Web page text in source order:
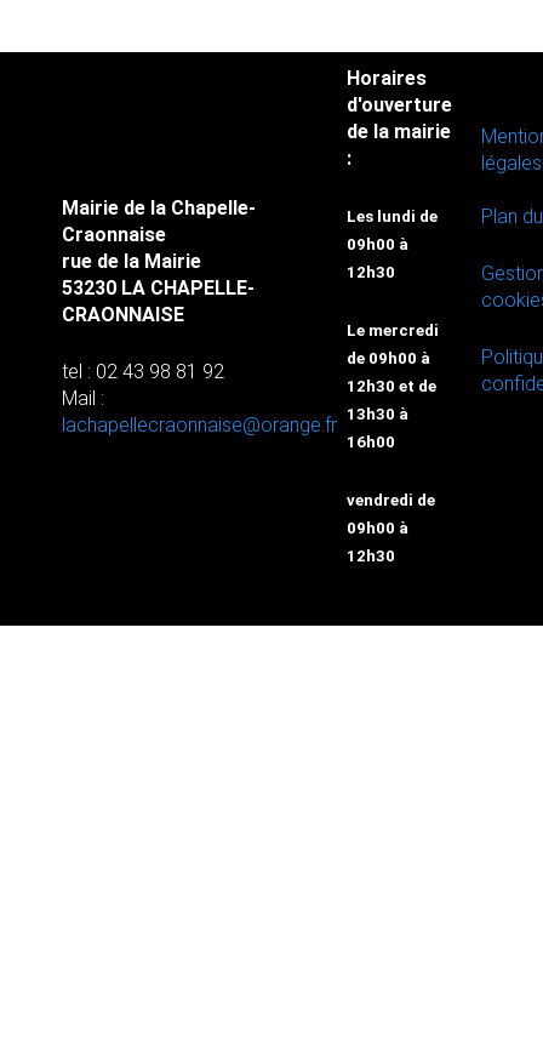
Mairie de la Chapelle-
Craonnaise
rue de la Mairie
53230 LA CHAPELLE-
CRAONNAISE
tel : 02 43 98 81 92
Mail :
lachapellecraonnaise@orange.fr
Horaires
d'ouverture
de la mairie
:
Les lundi de
09h00 à
12h30
Le mercredi
de 09h00 à
12h30 et de
13h30 à
16h00
vendredi de
09h00 à
12h30
légales
Plan